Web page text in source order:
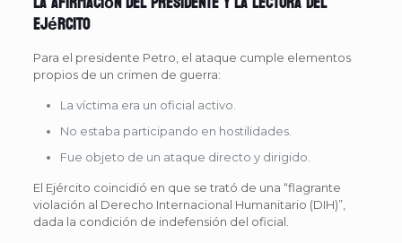
Ejército
Para el presidente Petro, el ataque cumple elementos
propios de un crimen de guerra:
La víctima era un oficial activo.
No estaba participando en hostilidades.
Fue objeto de un ataque directo y dirigido.
El Ejército coincidió en que se trató de una “flagrante
violación al Derecho Internacional Humanitario (DIH)”,
dada la condición de indefensión del oficial.